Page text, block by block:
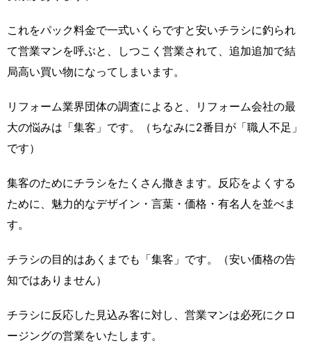
これをパック料金で一式いくらですと安いチラシに釣られ
て営業マンを呼ぶと、しつこく営業されて、追加追加で結
局高い買い物になってしまいます。
リフォーム業界団体の調査によると、リフォーム会社の最
大の悩みは「集客」です。（ちなみに2番目が「職人不足」
です）
集客のためにチラシをたくさん撒きます。反応をよくする
ために、魅力的なデザイン・言葉・価格・有名人を並べま
す。
チラシの目的はあくまでも「集客」です。（安い価格の告
知ではありません）
チラシに反応した見込み客に対し、営業マンは必死にクロ
ージングの営業をいたします。